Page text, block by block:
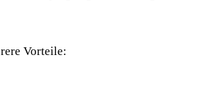
Vorteile: